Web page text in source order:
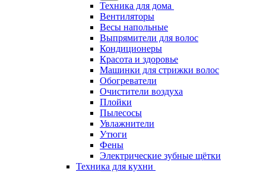
Техника для дома
Вентиляторы
Весы напольные
Выпрямители для волос
Кондиционеры
Красота и здоровье
Машинки для стрижки волос
Обогреватели
Очистители воздуха
Плойки
Пылесосы
Увлажнители
Утюги
Фены
Электрические зубные щётки
Техника для кухни